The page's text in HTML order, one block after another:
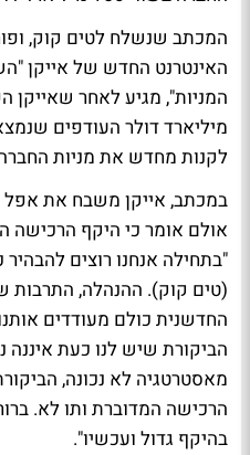
המכתב שנשלח לטים קוק,
האינטרנט החדש של אייקן
מיליארד דולר העודפים
לקנות מחדש את מניות
במכתב, אייקן משבח את אפל
אולם אומר כי היקף הרכישה
"בתחילה אנחנו רוצים
(טים קוק). ההנהלה, התרבות
החדשנית כולם מעודדים
הביקורת שיש לנו כעת איננה
מאסטרטגיה לא נכונה,
הרכישה המדוברת ותו לא.
בהיקף גדול ועכשיו".